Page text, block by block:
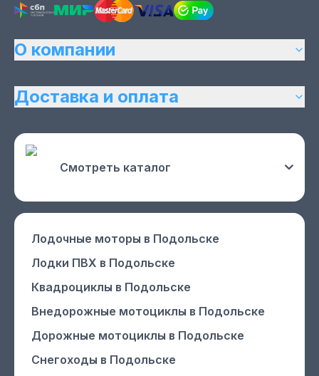
О компании
Доставка и оплата
Смотреть каталог
Лодочные моторы в Подольске
Лодки ПВХ в Подольске
Квадроциклы в Подольске
Внедорожные мотоциклы в Подольске
Дорожные мотоциклы в Подольске
Снегоходы в Подольске